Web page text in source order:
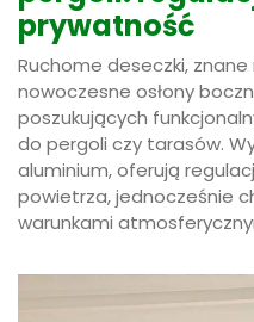
prywatność
Ruchome deseczki,
nowoczesne osłony
poszukujących
do pergoli czy tarasów.
aluminium, oferują
powietrza, jednocześnie
warunkami